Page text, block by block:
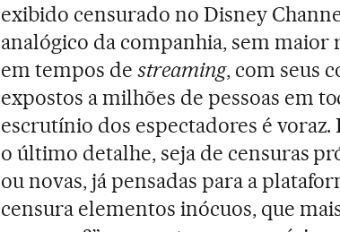
exibido censurado no Disney
analógico da companhia, sem maior
em tempos de streaming, com seus
expostos a milhões de pessoas em
escrutínio dos espectadores é voraz.
o último detalhe, seja de censuras
ou novas, já pensadas para a
censura elementos inócuos, que